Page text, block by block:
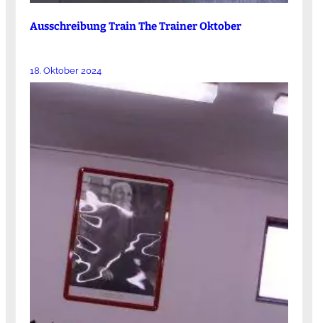
Ausschreibung Train The Trainer Oktober
18. Oktober 2024